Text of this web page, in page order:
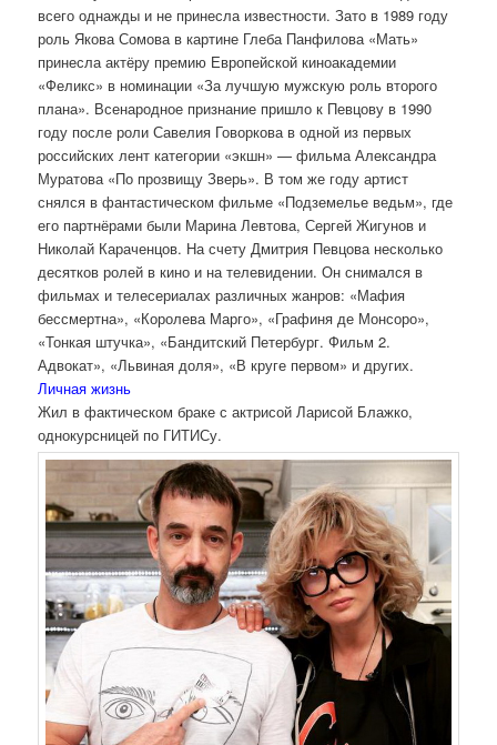
всего однажды и не принесла известности. Зато в 1989 году
роль Якова Сомова в картине Глеба Панфилова «Мать»
принесла актёру премию Европейской киноакадемии
«Феликс» в номинации «За лучшую мужскую роль второго
плана». Всенародное признание пришло к Певцову в 1990
году после роли Савелия Говоркова в одной из первых
российских лент категории «экшн» — фильма Александра
Муратова «По прозвищу Зверь». В том же году артист
снялся в фантастическом фильме «Подземелье ведьм», где
его партнёрами были Марина Левтова, Сергей Жигунов и
Николай Караченцов. На счету Дмитрия Певцова несколько
десятков ролей в кино и на телевидении. Он снимался в
фильмах и телесериалах различных жанров: «Мафия
бессмертна», «Королева Марго», «Графиня де Монсоро»,
«Тонкая штучка», «Бандитский Петербург. Фильм 2.
Адвокат», «Львиная доля», «В круге первом» и других.
Личная жизнь
Жил в фактическом браке с актрисой Ларисой Блажко,
однокурсницей по ГИТИСу.